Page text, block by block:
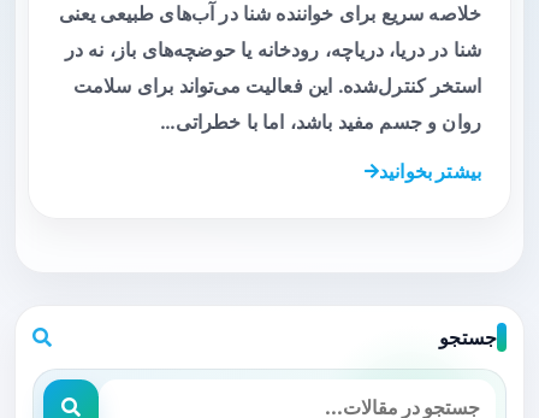
خلاصه سریع برای خواننده شنا در آب‌های طبیعی یعنی
شنا در دریا، دریاچه، رودخانه یا حوضچه‌های باز، نه در
استخر کنترل‌شده. این فعالیت می‌تواند برای سلامت
روان و جسم مفید باشد، اما با خطراتی…
بیشتر بخوانید
جستجو